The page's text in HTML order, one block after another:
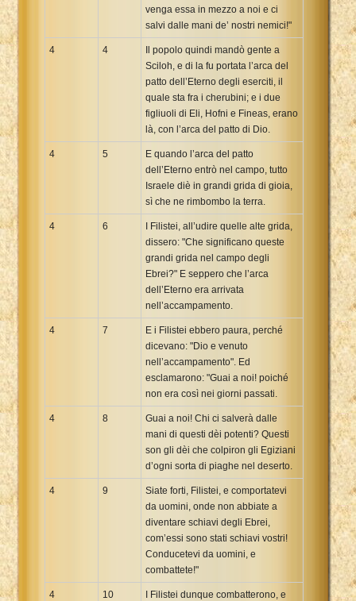
venga essa in mezzo a noi e ci
salvi dalle mani de’ nostri nemici!"
4 4
Il popolo quindi mandò gente a
Sciloh, e di la fu portata l’arca del
patto dell’Eterno degli eserciti, il
quale sta fra i cherubini; e i due
figliuoli di Eli, Hofni e Fineas, erano
là, con l’arca del patto di Dio.
4 5
E quando l’arca del patto
dell’Eterno entrò nel campo, tutto
Israele diè in grandi grida di gioia,
sì che ne rimbombo la terra.
4 6
I Filistei, all’udire quelle alte grida,
dissero: "Che significano queste
grandi grida nel campo degli
Ebrei?" E seppero che l’arca
dell’Eterno era arrivata
nell’accampamento.
4 7
E i Filistei ebbero paura, perché
dicevano: "Dio e venuto
nell’accampamento". Ed
esclamarono: "Guai a noi! poiché
non era così nei giorni passati.
4 8
Guai a noi! Chi ci salverà dalle
mani di questi dèi potenti? Questi
son gli dèi che colpiron gli Egiziani
d’ogni sorta di piaghe nel deserto.
4 9
Siate forti, Filistei, e comportatevi
da uomini, onde non abbiate a
diventare schiavi degli Ebrei,
com’essi sono stati schiavi vostri!
Conducetevi da uomini, e
combattete!"
4 10
I Filistei dunque combatterono, e